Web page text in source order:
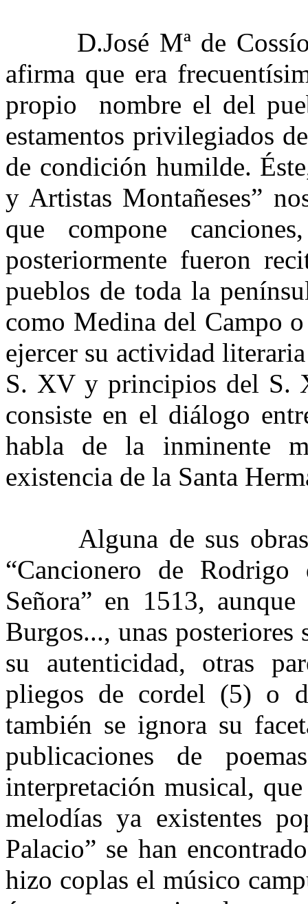
D.José Mª de Cossío
afirma que era
propio nombre el del
estamentos privilegiados
de condición humilde.
y Artistas Montañeses”
que compone
posteriormente fueron
pueblos de toda la
como Medina del Campo
ejercer su actividad
S. XV y principios del S.
consiste en el diálogo
habla de la inminente
existencia de la Santa
Alguna de sus obras
“Cancionero de
Señora” en 1513,
Burgos..., unas posteriores
su autenticidad, otras
pliegos de cordel (5) o
también se ignora su
publicaciones de
interpretación musical,
melodías ya existentes
Palacio” se han
hizo coplas el músico